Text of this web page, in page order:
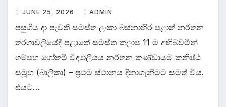
JUNE 25, 2026 ADMIN
පසුගිය දා පැවති සමස්ත ලංකා බස්නාහිර පළාත් නර්තන
තරගාවලියේදී පළාතේ සමස්ත කලාප 11 ම අභිබවමින්
ගම්පහ ගෝතමී විද්‍යාලීයය නර්තන කණ්ඩායම කනිෂ්ඨ
සමූහ (බාලිකා) – ප්‍රථම ස්ථානය දිනාගැනීමට සමත් විය.
එයට…